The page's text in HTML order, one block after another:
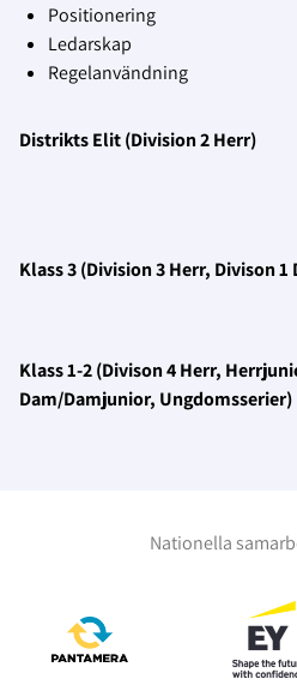
Positionering
Ledarskap
Regelanvändning
Distrikts Elit (Division 2 Herr)
Klass 3 (Division 3 Herr, Divison 1
Klass 1-2 (Divison 4 Herr,
Dam/Damjunior, Ungdomsserier)
Nationella